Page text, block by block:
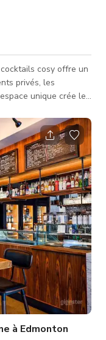
cosy offre un
privés, les
unique crée le
créatifs à venir
une réception
tardive, notre
publié
à Edmonton